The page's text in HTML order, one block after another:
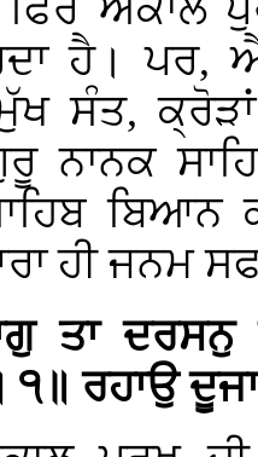
ਅਕਾਲ
ਹੈ। ਪਰ,
ਸੰਤ,
ਨਾਨਕ
ਬਿਆਨ
ਹੀ ਜਨਮ
ਤਾ
ਰਹਾਉ